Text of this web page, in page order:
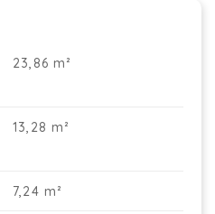
23,86 m²
13,28 m²
7,24 m²